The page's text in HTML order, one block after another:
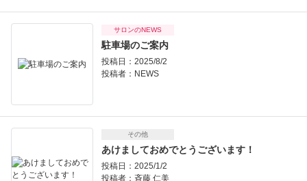
サロンのNEWS
駐車場のご案内
投稿日：2025/8/2
投稿者： NEWS
その他
あけましておめでとうございます！
投稿日：2025/1/2
投稿者： 斉藤 仁美